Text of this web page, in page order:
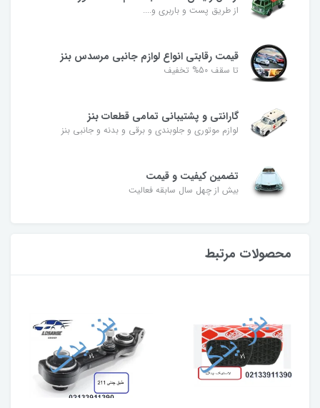
از طریق پست و باربری و....
قیمت رقابتی انواع لوازم جانبی مرسدس بنز
تا سقف 50% تخفیف
گارانتی و پشتیبانی تمامی قطعات بنز
لوازم موتوری و جلوبندی و برقی و بدنه و جانبی بنز
تضمین کیفیت و قیمت
بیش از چهل سال سابقه فعالیت
محصولات مرتبط